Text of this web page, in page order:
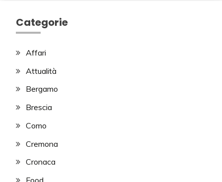
Categorie
Affari
Attualità
Bergamo
Brescia
Como
Cremona
Cronaca